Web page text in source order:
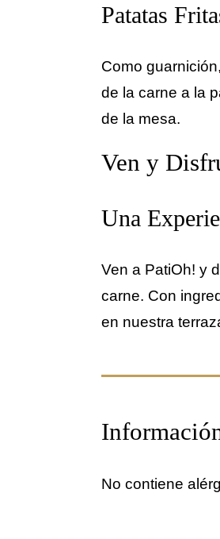
Patatas
Como
de la carne a la
de la mesa.
Ven y
Una
Ven a PatiOh! y
carne. Con
en nuestra
No contiene